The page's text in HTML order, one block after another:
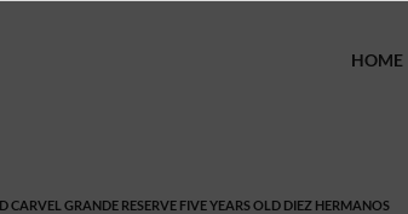
HOME
CARVEL GRANDE RESERVE FIVE YEARS OLD DIEZ HERMANOS